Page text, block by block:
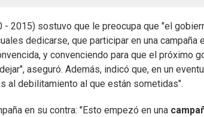
2015) sostuvo que le preocupa que "el
dedicarse, que participar en una campaña
y convenciendo para que el próximo
aseguró. Además, indicó que, en un
al debilitamiento al que están sometidas".
en su contra: "Esto empezó en una